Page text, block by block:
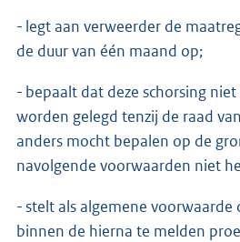
- legt aan verweerder de
de duur van één maand op;
- bepaalt dat deze schorsing
worden gelegd tenzij de raad
anders mocht bepalen op de
navolgende voorwaarden niet
- stelt als algemene voorwaarde
binnen de hierna te melden